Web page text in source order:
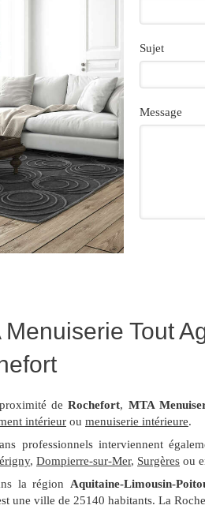
Sujet
Message
Menuiserie Tout
deRochefort, MTA
intérieur ou menuiserie intérieure.
professionnels interviennent
, Dompierre-sur-Mer, Surgères ou
la région Aquitaine-Limousin-
une ville de 25140 habitants. La